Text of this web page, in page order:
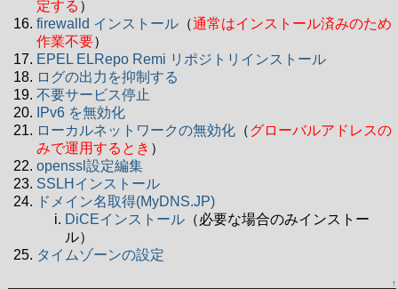
定する ）
firewalld インストール （通常はインストール済みのため
作業不要）
EPEL ELRepo Remi リポジトリインストール
ログの出力を抑制する
不要サービス停止
IPv6 を無効化
ローカルネットワークの無効化 （グローバルアドレスの
みで運用するとき ）
openssl設定編集
SSLHインストール
ドメイン名取得(MyDNS.JP)
DiCEインストール （必要な場合のみインストー
ル）
タイムゾーンの設定
↑